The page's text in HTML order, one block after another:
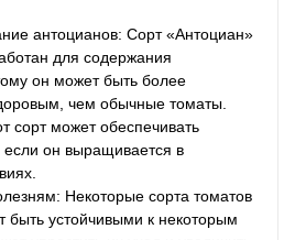
антоцианов: Сорт «Антоциан»
для содержания
он может быть более
чем обычные томаты.
сорт может обеспечивать
он выращивается в
Некоторые сорта томатов
быть устойчивыми к некоторым